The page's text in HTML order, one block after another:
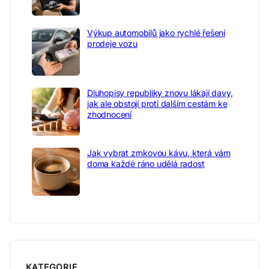
Výkup automobilů jako rychlé řešení
prodeje vozu
Dluhopisy republiky znovu lákají davy,
jak ale obstojí proti dalším cestám ke
zhodnocení
Jak vybrat zrnkovou kávu, která vám
doma každé ráno udělá radost